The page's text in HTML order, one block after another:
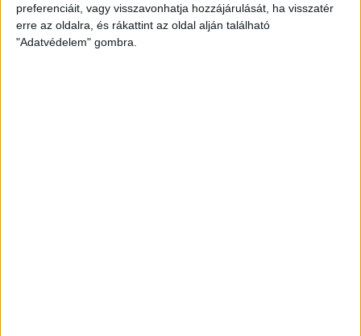
preferenciáit, vagy visszavonhatja hozzájárulását, ha visszatér
erre az oldalra, és rákattint az oldal alján található
"Adatvédelem" gombra.